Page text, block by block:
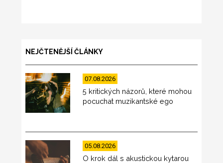
NEJČTENĚJŠÍ ČLÁNKY
07.08.2026
5 kritických názorů, které mohou
pocuchat muzikantské ego
05.08.2026
O krok dál s akustickou kytarou